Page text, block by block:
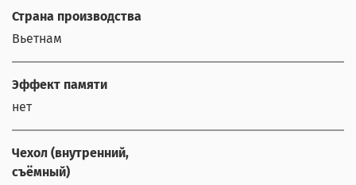
Страна производства
Вьетнам
Эффект памяти
нет
Чехол (внутренний,
съёмный)